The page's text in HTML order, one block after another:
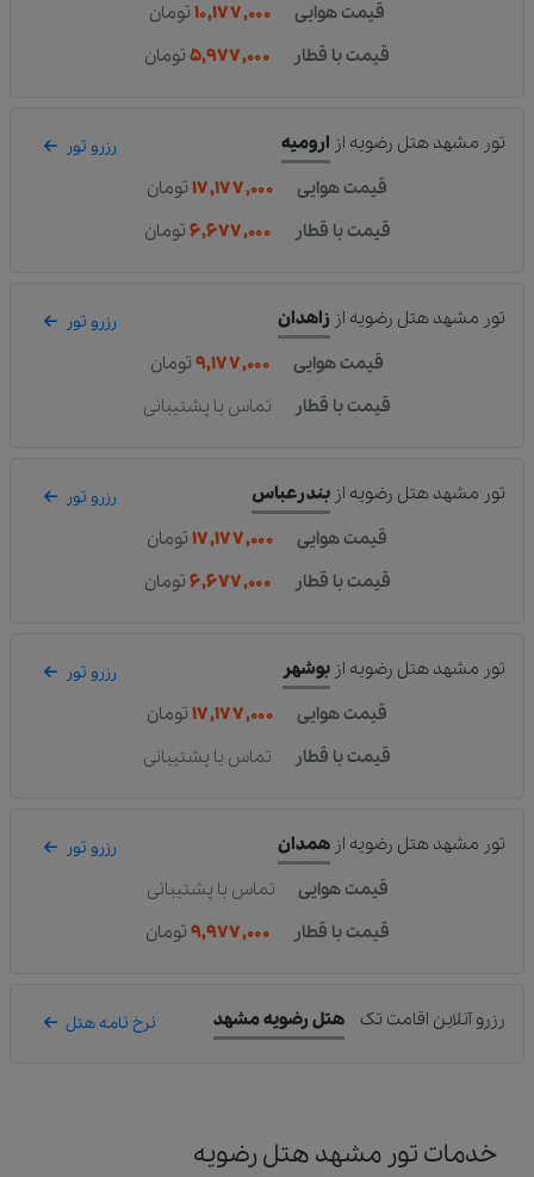
خدمات تور مشهد هتل رضویه
قیمت هوایی ۱۰,۱۷۷,۰۰۰ تومان
قیمت با قطار
۵,۹۷۷,۰۰۰ تومان
تور مشهد هتل رضویه از ارومیه رزرو تور
قیمت هوایی ۱۷,۱۷۷,۰۰۰ تومان
قیمت با قطار
۶,۶۷۷,۰۰۰ تومان
تور مشهد هتل رضویه از زاهدان رزرو تور
قیمت هوایی ۹,۱۷۷,۰۰۰ تومان
قیمت با قطار
تماس با پشتیبانی
تور مشهد هتل رضویه از بندرعباس رزرو تور
قیمت هوایی ۱۷,۱۷۷,۰۰۰ تومان
قیمت با قطار
۶,۶۷۷,۰۰۰ تومان
تور مشهد هتل رضویه از بوشهر رزرو تور
قیمت هوایی ۱۷,۱۷۷,۰۰۰ تومان
قیمت با قطار
تماس با پشتیبانی
تور مشهد هتل رضویه از همدان رزرو تور
قیمت هوایی
تماس با پشتیبانی
قیمت با قطار
۹,۹۷۷,۰۰۰ تومان
رزرو آنلاین اقامت تک هتل رضویه مشهد نرخ نامه هتل